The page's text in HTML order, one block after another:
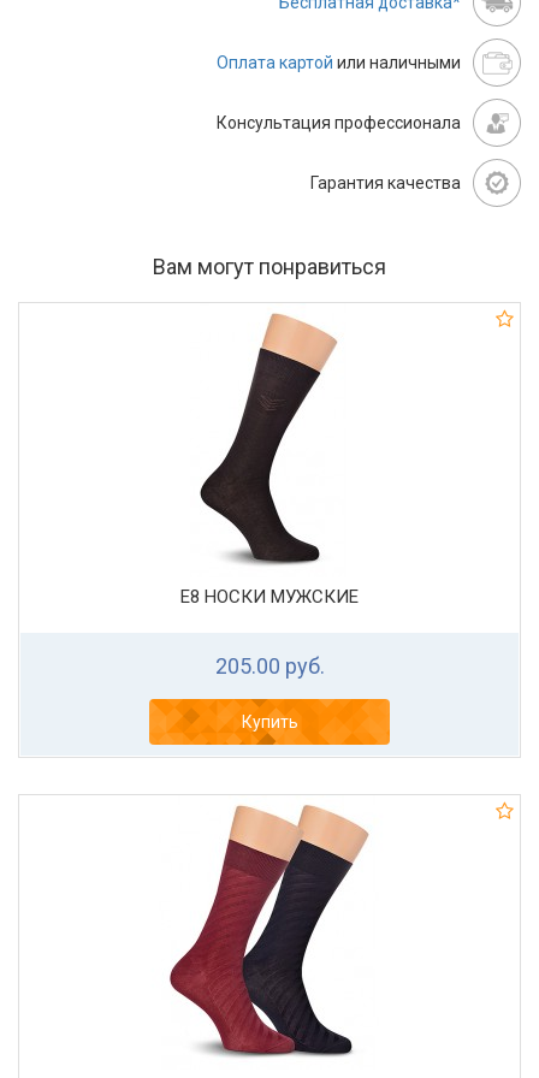
Оплата картой или наличными
Консультация профессионала
Гарантия качества
Вам могут понравиться
Е8 НОСКИ МУЖСКИЕ
205.00 руб.
Купить